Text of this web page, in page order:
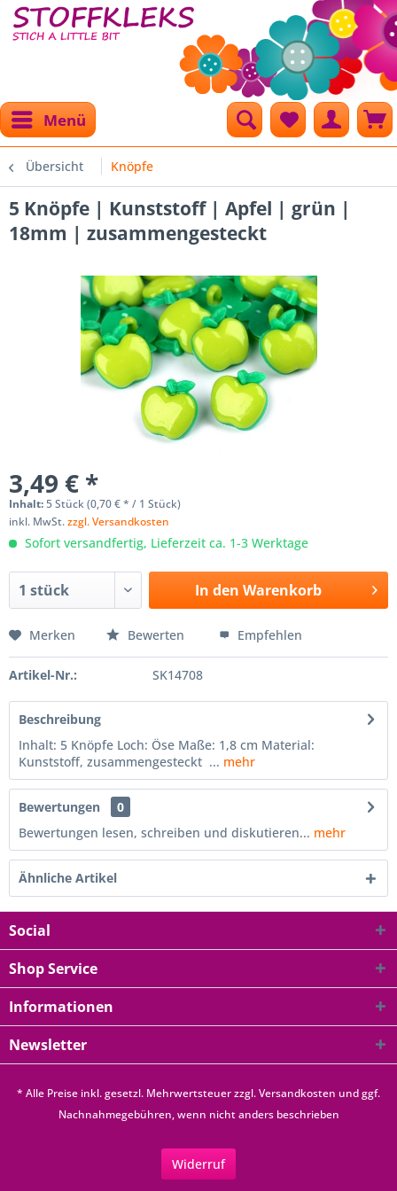
Menü
Übersicht Knöpfe
5 Knöpfe | Kunststoff | Apfel | grün |
18mm | zusammengesteckt
3,49 € *
Inhalt:5 Stück (0,70 € * / 1 Stück)
inkl. MwSt.zzgl. Versandkosten
Sofort versandfertig, Lieferzeit ca. 1-3 Werktage
In den Warenkorb
Merken Bewerten Empfehlen
Artikel-Nr.: SK14708
Beschreibung
Inhalt: 5 Knöpfe Loch: Öse Maße: 1,8 cm Material:
Kunststoff, zusammengesteckt ... mehr
Bewertungen
0
Bewertungen lesen, schreiben und diskutieren... mehr
Ähnliche Artikel
Social
Shop Service
Informationen
Newsletter
* Alle Preise inkl. gesetzl. Mehrwertsteuer zzgl.Versandkosten und ggf.
Nachnahmegebühren, wenn nicht anders beschrieben
Widerruf